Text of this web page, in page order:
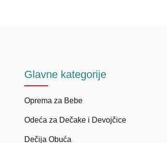
Glavne kategorije
Oprema za Bebe
Odeća za Dečake i Devojčice
Dečija Obuća